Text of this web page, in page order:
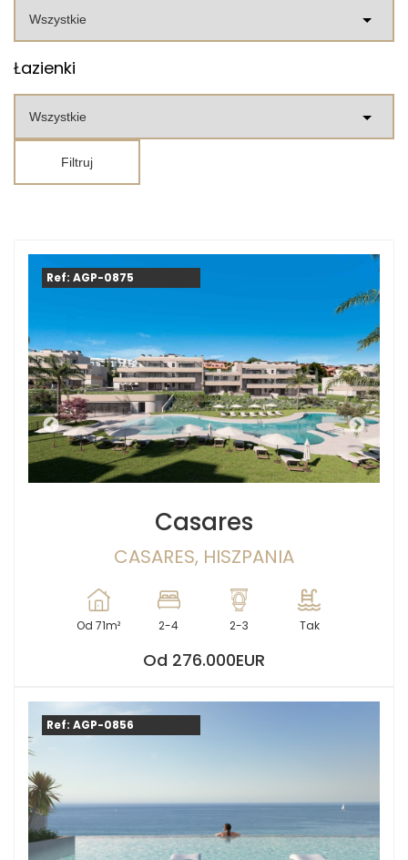
Łazienki
Filtruj
Ref: AGP-0875
Casares
CASARES, HISZPANIA
Od 71m² 2-4 2-3 Tak
Od 276.000EUR
Ref: AGP-0856